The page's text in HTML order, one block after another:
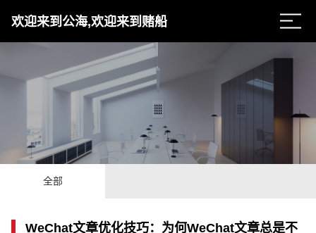
欢迎来到公海,欢迎来到赌船
全部
WeChat文章优化技巧：为何WeChat文章总是不